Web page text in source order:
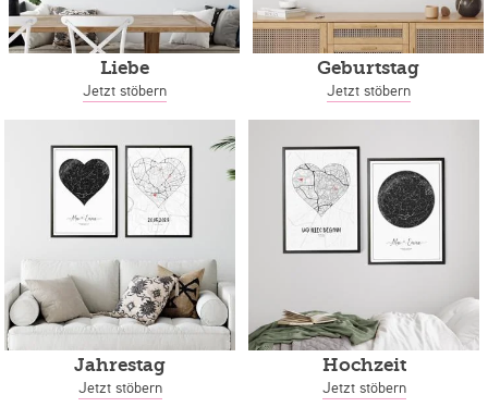
Liebe
Jetzt stöbern
Geburtstag
Jetzt stöbern
Jahrestag
Jetzt stöbern
Hochzeit
Jetzt stöbern